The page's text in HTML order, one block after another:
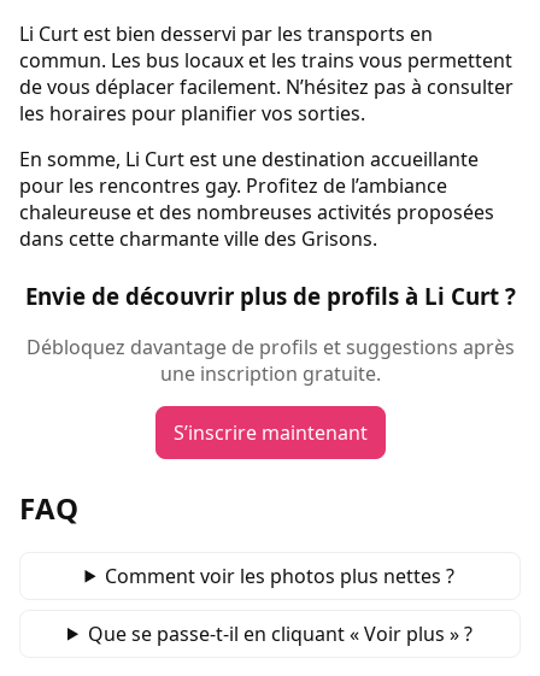
Li Curt est bien desservi par les transports en
commun. Les bus locaux et les trains vous permettent
de vous déplacer facilement. N’hésitez pas à consulter
les horaires pour planifier vos sorties.
En somme, Li Curt est une destination accueillante
pour les rencontres gay. Profitez de l’ambiance
chaleureuse et des nombreuses activités proposées
dans cette charmante ville des Grisons.
Envie de découvrir plus de profils à Li Curt ?
Débloquez davantage de profils et suggestions après
une inscription gratuite.
S’inscrire maintenant
FAQ
Comment voir les photos plus nettes ?
Que se passe‑t‑il en cliquant « Voir plus » ?